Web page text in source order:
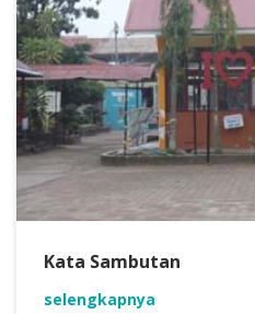
Kata Sambutan
selengkapnya